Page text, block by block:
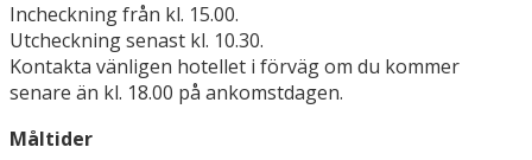
Incheckning från kl. 15.00.
Utcheckning senast kl. 10.30.
Kontakta vänligen hotellet i förväg om du kommer
senare än kl. 18.00 på ankomstdagen.
Måltider